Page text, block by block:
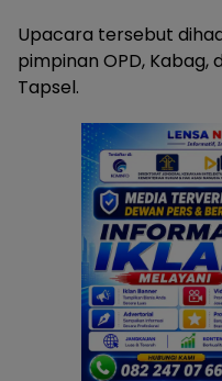
Upacara tersebut
pimpinan OPD, Kabag,
Tapsel.